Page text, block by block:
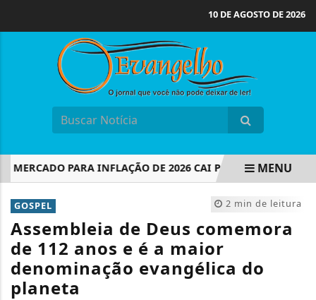
10 DE AGOSTO DE 2026
PARA INFLAÇÃO DE 2026 CAI PARA 5,02%
EM ALTA
MENU
2 min de leitura
GOSPEL
Assembleia de Deus comemora
de 112 anos e é a maior
denominação evangélica do
planeta